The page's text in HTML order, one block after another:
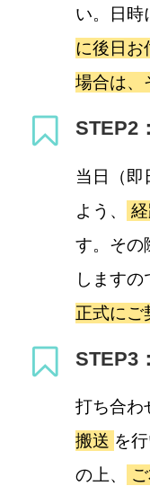
い。日時
に後日お
場合は、
STEP2
当日（即
よう、
す。その
しますの
正式にご
STEP3
打ち合わ
搬送 を
の上、